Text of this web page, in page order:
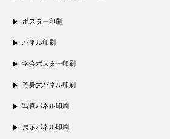
ポスター印刷
パネル印刷
学会ポスター印刷
等身大パネル印刷
写真パネル印刷
展示パネル印刷